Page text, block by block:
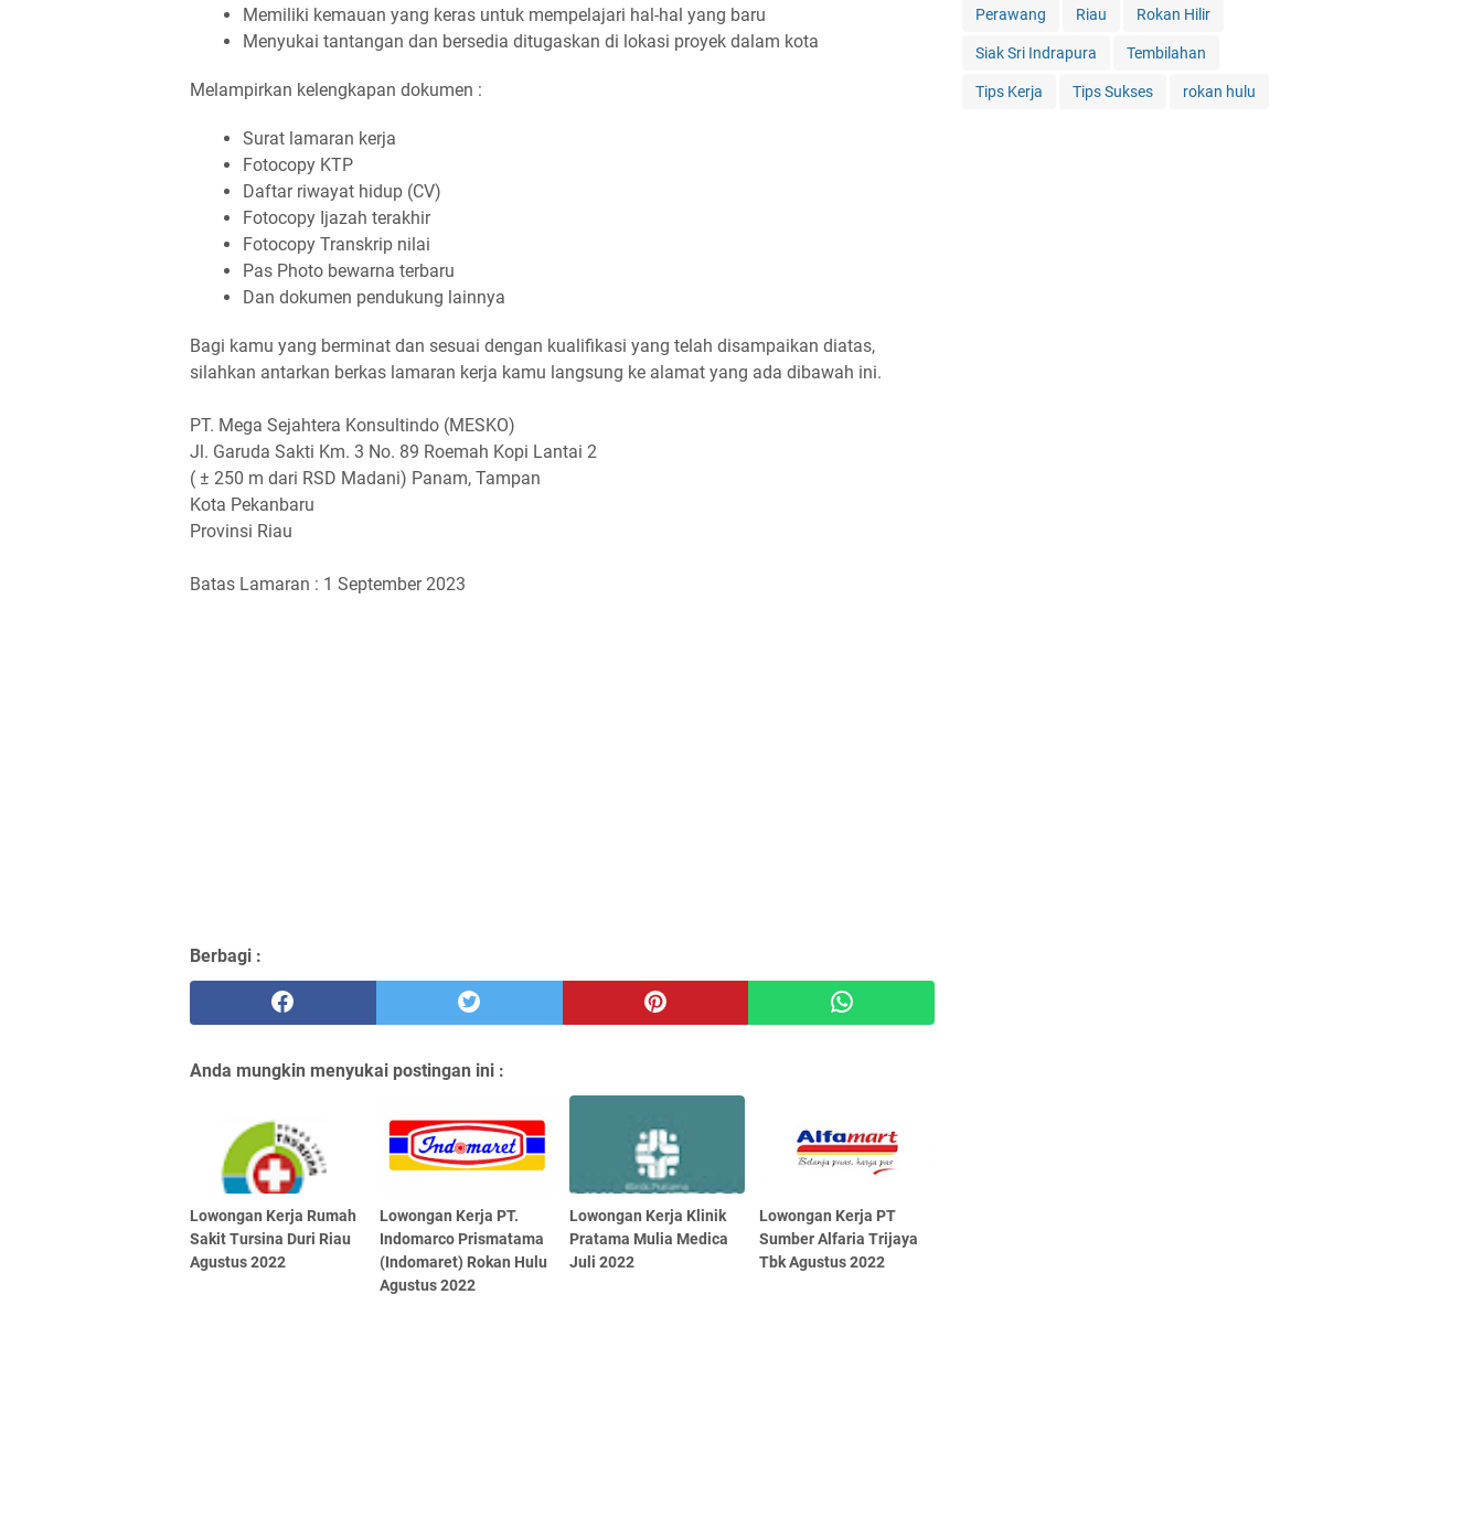
Memiliki kemauan yang keras untuk mempelajari hal-hal yang baru
Menyukai tantangan dan bersedia ditugaskan di lokasi proyek dalam kota
Melampirkan kelengkapan dokumen :
Surat lamaran kerja
Fotocopy KTP
Daftar riwayat hidup (CV)
Fotocopy Ijazah terakhir
Fotocopy Transkrip nilai
Pas Photo bewarna terbaru
Dan dokumen pendukung lainnya
Bagi kamu yang berminat dan sesuai dengan kualifikasi yang telah disampaikan diatas,
silahkan antarkan berkas lamaran kerja kamu langsung ke alamat yang ada dibawah ini.
PT. Mega Sejahtera Konsultindo (MESKO)
Jl. Garuda Sakti Km. 3 No. 89 Roemah Kopi Lantai 2
( ± 250 m dari RSD Madani) Panam, Tampan
Kota Pekanbaru
Provinsi Riau
Batas Lamaran : 1 September 2023
Berbagi :
Anda mungkin menyukai postingan ini :
Lowongan Kerja Rumah
Sakit Tursina Duri Riau
Agustus 2022
Lowongan Kerja PT.
Indomarco Prismatama
(Indomaret) Rokan Hulu
Agustus 2022
Lowongan Kerja Klinik
Pratama Mulia Medica
Juli 2022
Lowongan Kerja PT
Sumber Alfaria Trijaya
Tbk Agustus 2022
Perawang Riau Rokan Hilir
Siak Sri Indrapura Tembilahan
Tips Kerja Tips Sukses rokan hulu